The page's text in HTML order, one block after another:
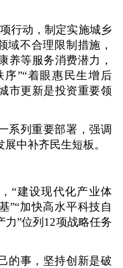
行动，制定实施城乡
域不合理限制措施，
养等服务消费潜力，
”“着眼惠民生增后
市更新是投资重要领
系列重要部署，强调
中补齐民生短板。
“建设现代化产业体
”“加快高水平科技自
力”位列12项战略任务
的事，坚持创新是破